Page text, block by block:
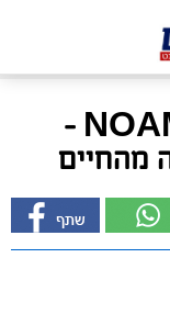
לחגוג את גיל מצוות ב - NOAM –
מהחיים